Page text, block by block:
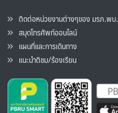
ติดต่อหน่วยงานต่างๆของ มรภ.พบ.
สมุดโทรศัพท์ออนไลน์
แผนที่และการเดินทาง
แนะนำติชม/ร้องเรียน